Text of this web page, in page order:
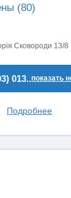
(80)
Сковороди 13/8
013..показать
Подробнее